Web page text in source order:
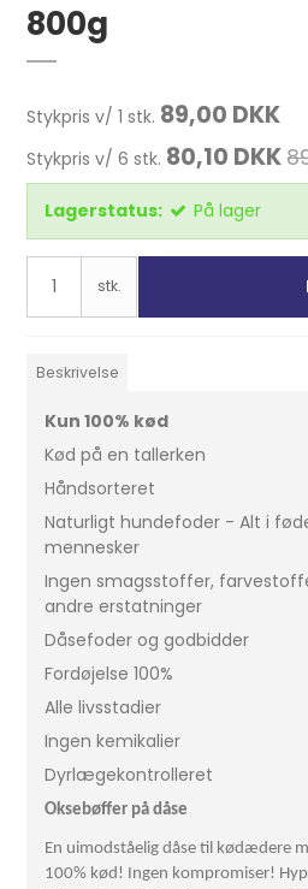
800g
Stykpris v/ 1 stk. 89,00 DKK
Stykpris v/ 6 stk. 80,10 DKK
Lagerstatus: På lager
stk.
Beskrivelse
Kun 100% kød
Kød på en tallerken
Håndsorteret
Naturligt hundefoder - Alt i
mennesker
Ingen smagsstoffer,
andre erstatninger
Dåsefoder og godbidder
Fordøjelse 100%
Alle livsstadier
Ingen kemikalier
Dyrlægekontrolleret
Oksebøffer på dåse
En uimodståelig dåse til kødædere
100% kød! Ingen kompromiser!